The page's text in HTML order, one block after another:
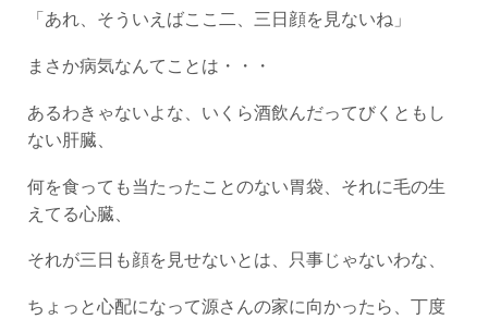
「あれ、そういえばここ二、三日顔を見ないね」
まさか病気なんてことは・・・
あるわきゃないよな、いくら酒飲んだってびくともし
ない肝臓、
何を食っても当たったことのない胃袋、それに毛の生
えてる心臓、
それが三日も顔を見せないとは、只事じゃないわな、
ちょっと心配になって源さんの家に向かったら、丁度